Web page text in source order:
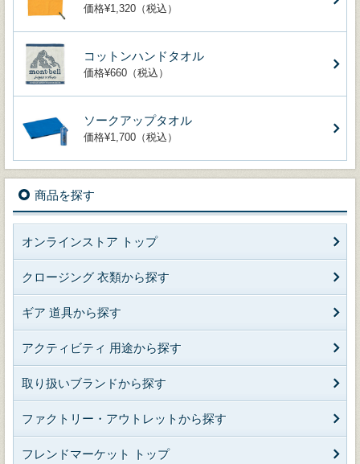
価格¥1,320（税込）
コットンハンドタオル
価格¥660（税込）
ソークアップタオル
価格¥1,700（税込）
商品を探す
オンラインストア トップ
クロージング 衣類から探す
ギア 道具から探す
アクティビティ 用途から探す
取り扱いブランドから探す
ファクトリー・アウトレットから探す
フレンドマーケット トップ